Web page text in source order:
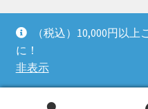
（税込）10,000円以
に！
非表示